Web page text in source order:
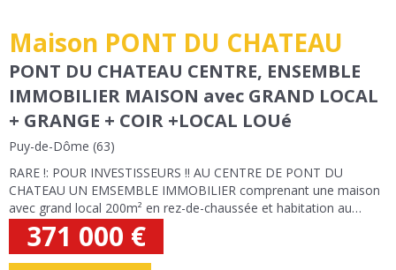
Maison PONT DU CHATEAU
PONT DU CHATEAU CENTRE, ENSEMBLE
IMMOBILIER MAISON avec GRAND LOCAL
+ GRANGE + COIR +LOCAL LOUé
Puy-de-Dôme (63)
RARE !: POUR INVESTISSEURS !! AU CENTRE DE PONT DU
CHATEAU UN EMSEMBLE IMMOBILIER comprenant une maison
avec grand local 200m² en rez-de-chaussée et habitation au
premier étage, une grange indépendante avec accès sur une
autre rue, une cour avec jardin sans vis à...
371 000 €